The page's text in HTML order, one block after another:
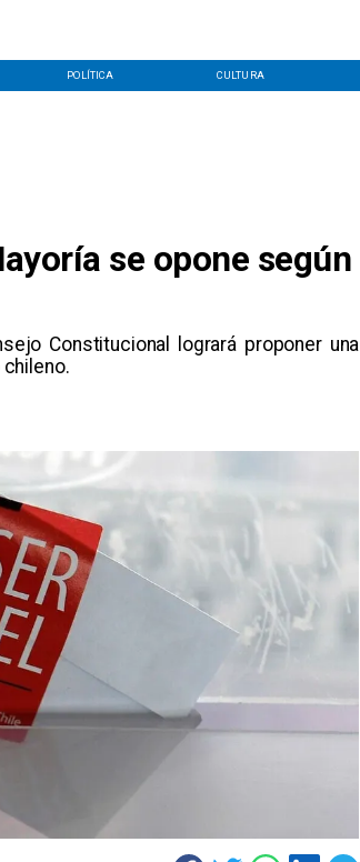
POLÍTICA CULTURA
se opone según
Constitucional logrará proponer una